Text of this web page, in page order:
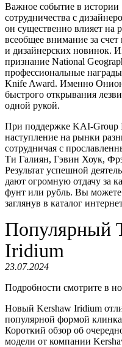
Важное событие в
сотрудничества с
он существенно влияет на
всеобщее внимание за
и дизайнерских новинок.
признание National
профессиональные
Knife Award. Именно
быстрого открывания
одной рукой.
При поддержке KAI-Group
наступление на рынки
сотрудничая с
Ти Галиян, Гэвин Хоук,
Результат успешной
дают огромную отдачу за
фунт или рубль. Вы можете
заглянув в каталог
Популярный
Iridium
23.07.2024
Подробности смотрите в
Новый Kershaw Iridium
популярной формой
Короткий обзор об
модели от компании